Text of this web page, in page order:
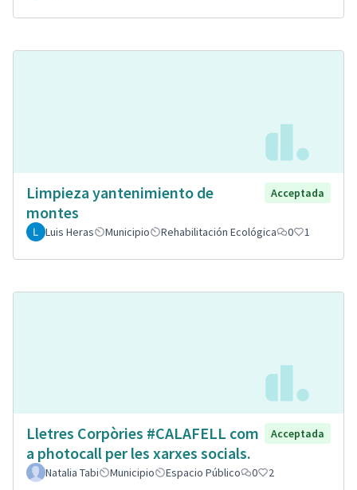
Limpieza yantenimiento de
montes
Acceptada
Luis Heras Municipio Rehabilitación Ecológica 0 1
Lletres Corpòries #CALAFELL com
a photocall per les xarxes socials.
Acceptada
Natalia Tabi Municipio Espacio Público 0 2